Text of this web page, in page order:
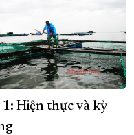
Hiện thực và kỳ